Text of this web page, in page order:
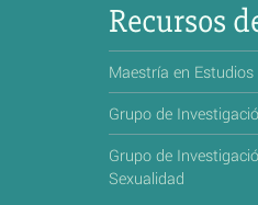
Recursos
Maestría en Estudios
Grupo de
Grupo de
Sexualidad